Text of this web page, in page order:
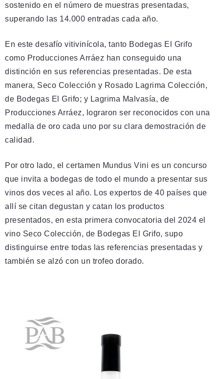
sostenido en el número de muestras presentadas,
superando las 14.000 entradas cada año.
En este desafío vitivinícola, tanto Bodegas El Grifo
como Producciones Arráez han conseguido una
distinción en sus referencias presentadas. De esta
manera, Seco Colección y Rosado Lagrima Colección,
de Bodegas El Grifo; y Lagrima Malvasía, de
Producciones Arráez, lograron ser reconocidos con una
medalla de oro cada uno por su clara demostración de
calidad.
Por otro lado, el certamen Mundus Vini es un concurso
que invita a bodegas de todo el mundo a presentar sus
vinos dos veces al año. Los expertos de 40 países que
allí se citan degustan y catan los productos
presentados, en esta primera convocatoria del 2024 el
vino Seco Colección, de Bodegas El Grifo, supo
distinguirse entre todas las referencias presentadas y
también se alzó con un trofeo dorado.